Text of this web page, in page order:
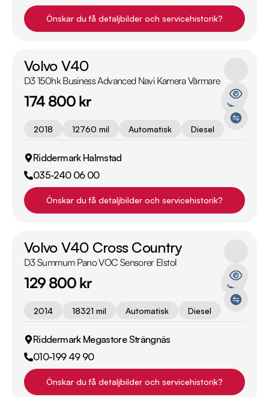
Önskar du få detaljbilder och servicehistorik?
Volvo V40
D3 150hk Business Advanced Navi Kamera Värmare
174 800 kr
2018 12760 mil Automatisk Diesel
Riddermark Halmstad
035-240 06 00
Önskar du få detaljbilder och servicehistorik?
Volvo V40 Cross Country
D3 Summum Pano VOC Sensorer Elstol
129 800 kr
2014 18321 mil Automatisk Diesel
Riddermark Megastore Strängnäs
010-199 49 90
Önskar du få detaljbilder och servicehistorik?